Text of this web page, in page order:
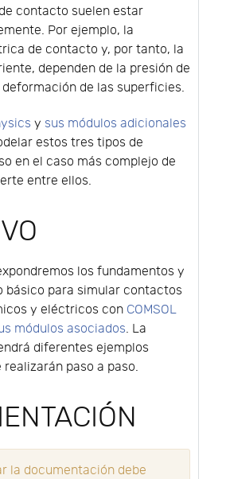
contacto suelen estar
Por ejemplo, la
de contacto y, por tanto, la
dependen de la presión de
de las superficies.
y sus módulos adicionales
estos tres tipos de
en el caso más complejo de
entre ellos.
los fundamentos y
básico para simular contactos
y eléctricos con COMSOL
módulos asociados. La
diferentes ejemplos
paso a paso.
la documentación debe